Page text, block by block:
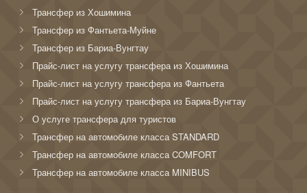
Трансфер из Хошимина
Трансфер из Фантьета-Муйне
Трансфер из Бариа-Вунгтау
Прайс-лист на услугу трансфера из Хошимина
Прайс-лист на услугу трансфера из Фантьета
Прайс-лист на услугу трансфера из Бариа-Вунгтау
О услуге трансфера для туристов
Трансфер на автомобиле класса STANDARD
Трансфер на автомобиле класса COMFORT
Трансфер на автомобиле класса MINIBUS